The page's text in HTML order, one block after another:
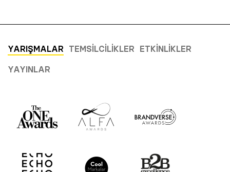
YARIŞMALAR TEMSILCILIKLER ETKINLIKLER
YAYINLAR